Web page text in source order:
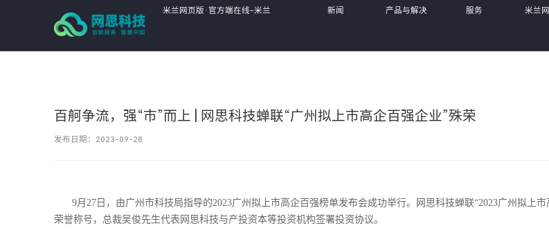
米兰网页版·官方端在线-米兰 新闻 产品与解决 服务 米兰
百舸争流，强“市”而上 | 网思科技蝉联“广州拟上市高企百强企业”殊荣
发布日期：2023-09-28
9月27日，由广州市科技局指导的2023广州拟上市高企百强榜单发布会成功举行。网思科技蝉联“2023广州拟上市
荣誉称号，总裁吴俊先生代表网思科技与产投资本等投资机构签署投资协议。